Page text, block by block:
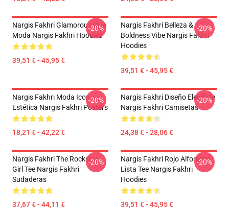
Nargis Fakhri Glamorous Diva
Moda Nargis Fakhri Hoodies
39,51 € - 45,95 €
-20%
Nargis Fakhri Belleza &
Boldness Vibe Nargis Fakhri
Hoodies
39,51 € - 45,95 €
-20%
Nargis Fakhri Moda Icon
Estética Nargis Fakhri Posters
18,21 € - 42,22 €
-20%
Nargis Fakhri Diseño Elegante
Nargis Fakhri Camisetas
24,38 € - 28,06 €
-20%
Nargis Fakhri The Rockstar
Girl Tee Nargis Fakhri
Sudaderas
37,67 € - 44,11 €
-20%
Nargis Fakhri Rojo Alfombra
Lista Tee Nargis Fakhri
Hoodies
39,51 € - 45,95 €
-20%